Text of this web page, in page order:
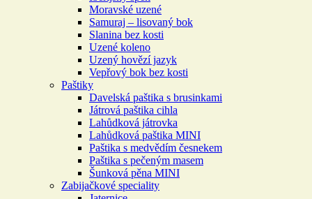
Moravské uzené
Samuraj – lisovaný bok
Slanina bez kosti
Uzené koleno
Uzený hovězí jazyk
Vepřový bok bez kosti
Paštiky
Davelská paštika s brusinkami
Játrová paštika cihla
Lahůdková játrovka
Lahůdková paštika MINI
Paštika s medvědím česnekem
Paštika s pečeným masem
Šunková pěna MINI
Zabijačkové speciality